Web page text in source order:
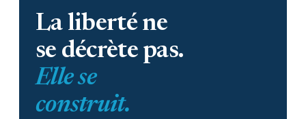
La liberté ne
se décrète pas.
Elle se
construit.